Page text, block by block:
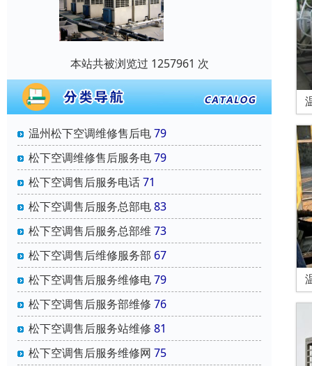
本站共被浏览过 1257961 次
温州松下空调维修售后电79
松下空调维修售后服务电79
松下空调售后服务电话71
松下空调售后服务总部电83
松下空调售后服务总部维 73
松下空调售后维修服务部 67
松下空调售后服务维修电79
松下空调售后服务部维修 76
松下空调售后服务站维修 81
松下空调售后服务维修网 75